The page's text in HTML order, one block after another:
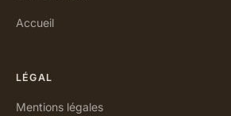
Accueil
LÉGAL
Mentions légales